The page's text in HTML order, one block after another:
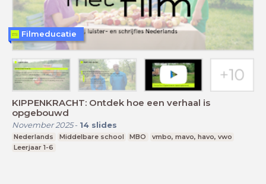
KIPPENKRACHT: Ontdek hoe een verhaal is
opgebouwd
November 2025- 14 slides
Nederlands Middelbare school MBO
vmbo, mavo, havo, vwo
Leerjaar 1-6
Filmeducatie